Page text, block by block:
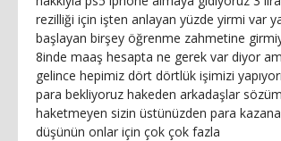
rezilliği için işten anlayan yüzde yirmi var
başlayan birşey öğrenme zahmetine
8inde maaş hesapta ne gerek var diyor
gelince hepimiz dört dörtlük işimizi
para bekliyoruz hakeden arkadaşlar
haketmeyen sizin üstünüzden para
düşünün onlar için çok çok fazla